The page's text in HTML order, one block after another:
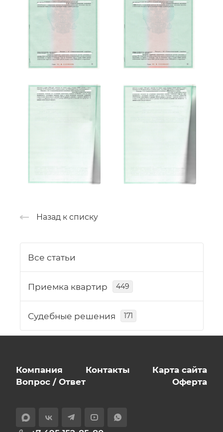
Назад к списку
Все статьи
Приемка квартир 449
Судебные решения 171
Компания Контакты
Карта сайта
Вопрос / Ответ
Оферта